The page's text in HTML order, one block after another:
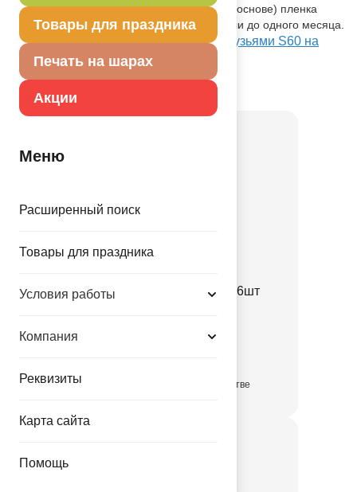
Товары для праздника
Печать на шарах
Акции
Меню
Расширенный поиск
Товары для праздника
Условия работы
Компания
Реквизиты
Карта сайта
Помощь
миларовая (фольга на полиэтиленовой основе) пленка
позволяет шарам не сдуваться от недели до одного месяца.
Посмотреть А 18" Санта и Микки с друзьями S60 на
Портале оптовых закупок
Товар из коллекции Новый год
ЦветнПламя16см40сек6шт
в достаточном количестве